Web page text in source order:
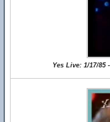
Yes Live: 1/17/